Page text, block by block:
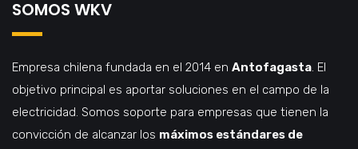
SOMOS WKV
Empresa chilena fundada en el 2014 en Antofagasta. El
objetivo principal es aportar soluciones en el campo de la
electricidad. Somos soporte para empresas que tienen la
convicción de alcanzar los máximos estándares de